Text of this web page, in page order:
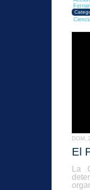
DOM,
El
La